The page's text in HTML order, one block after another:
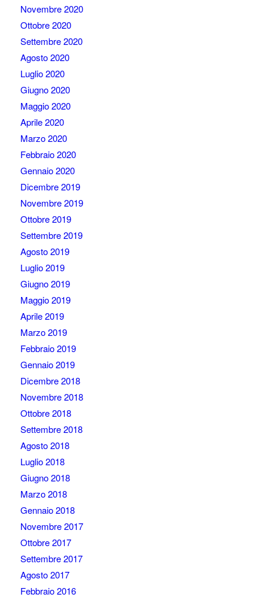
Novembre 2020
Ottobre 2020
Settembre 2020
Agosto 2020
Luglio 2020
Giugno 2020
Maggio 2020
Aprile 2020
Marzo 2020
Febbraio 2020
Gennaio 2020
Dicembre 2019
Novembre 2019
Ottobre 2019
Settembre 2019
Agosto 2019
Luglio 2019
Giugno 2019
Maggio 2019
Aprile 2019
Marzo 2019
Febbraio 2019
Gennaio 2019
Dicembre 2018
Novembre 2018
Ottobre 2018
Settembre 2018
Agosto 2018
Luglio 2018
Giugno 2018
Marzo 2018
Gennaio 2018
Novembre 2017
Ottobre 2017
Settembre 2017
Agosto 2017
Febbraio 2016